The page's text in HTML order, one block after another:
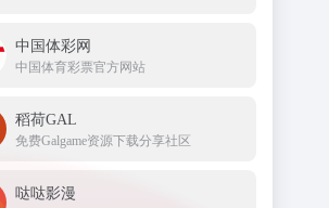
中国体彩网
中国体育彩票官方网站
稻荷GAL
免费Galgame资源下载分享社区
哒哒影漫